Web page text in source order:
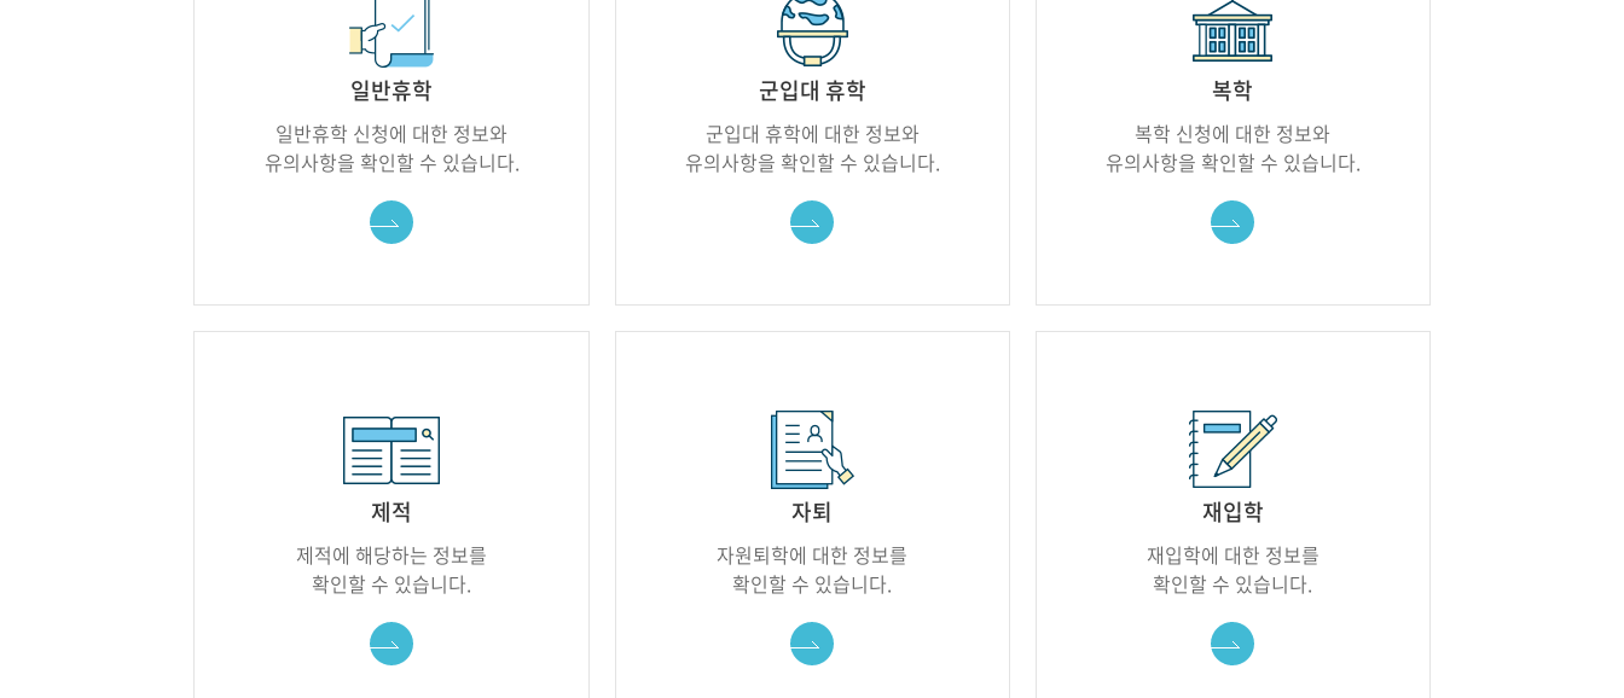
일반휴학
일반휴학 신청에 대한 정보와
유의사항을 확인할 수 있습니다.
바로가기
군입대 휴학
군입대 휴학에 대한 정보와
유의사항을 확인할 수 있습니다.
바로가기
복학
복학 신청에 대한 정보와
유의사항을 확인할 수 있습니다.
바로가기
제적
제적에 해당하는 정보를
확인할 수 있습니다.
바로가기
자퇴
자원퇴학에 대한 정보를
확인할 수 있습니다.
바로가기
재입학
재입학에 대한 정보를
확인할 수 있습니다.
바로가기